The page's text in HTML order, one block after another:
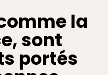
la
sont
portés